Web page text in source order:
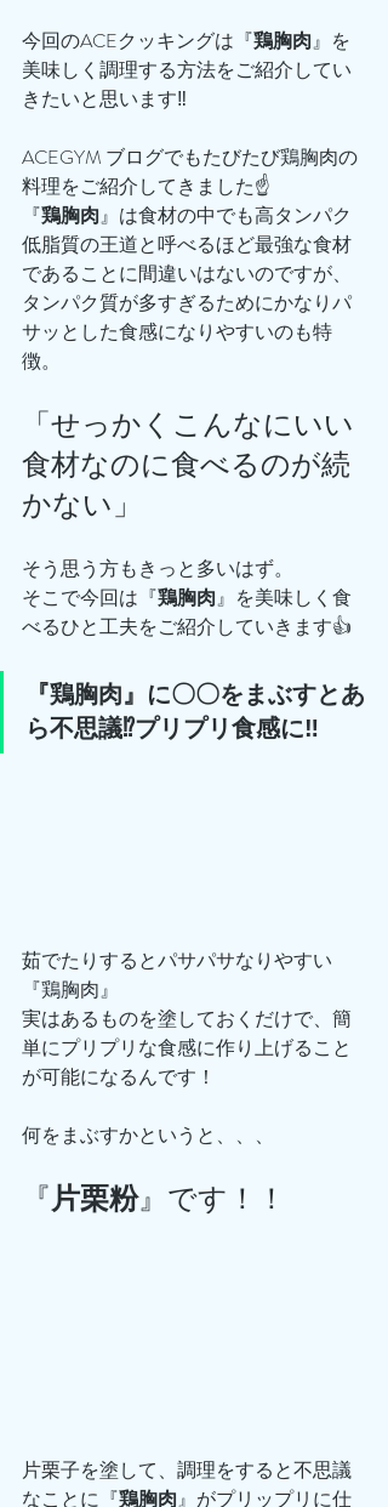
今回のACEクッキングは『鶏胸肉』を
美味しく調理する方法をご紹介してい
きたいと思います‼️
ACEGYM ブログでもたびたび鶏胸肉の
料理をご紹介してきました☝️
『鶏胸肉』は食材の中でも高タンパク
低脂質の王道と呼べるほど最強な食材
であることに間違いはないのですが、
タンパク質が多すぎるためにかなりパ
サッとした食感になりやすいのも特
徴。
「せっかくこんなにいい
食材なのに食べるのが続
かない」
そう思う方もきっと多いはず。
そこで今回は『鶏胸肉』を美味しく食
べるひと工夫をご紹介していきます👍
『鶏胸肉』に〇〇をまぶすとあ
ら不思議⁉️プリプリ食感に‼️
茹でたりするとパサパサなりやすい
『鶏胸肉』
実はあるものを塗しておくだけで、簡
単にプリプリな食感に作り上げること
が可能になるんです！
何をまぶすかというと、、、
『片栗粉』です！！
片栗子を塗して、調理をすると不思議
なことに『鶏胸肉』がプリップリに仕